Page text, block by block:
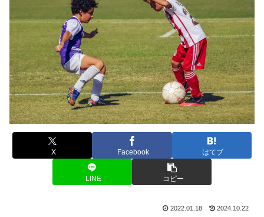
X Facebook はてブ
LINE コピー
2022.01.18 2024.10.22